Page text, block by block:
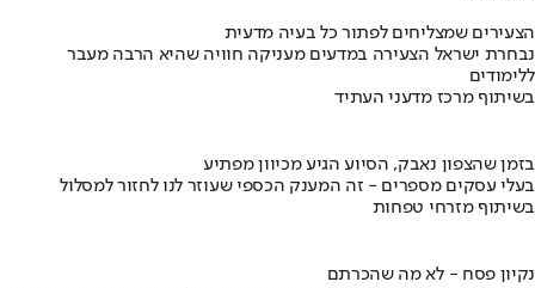
הצעירים שמצליחים לפתור כל בעיה מדעית
נבחרת ישראל הצעירה במדעים מעניקה חוויה שהיא הרבה מעבר
ללימודים
בשיתוף מרכז מדעני העתיד
בזמן שהצפון נאבק, הסיוע הגיע מכיוון מפתיע
בעלי עסקים מספרים - זה המענק הכספי שעוזר לנו לחזור למסלול
בשיתוף מזרחי טפחות
נקיון פסח - לא מה שהכרתם